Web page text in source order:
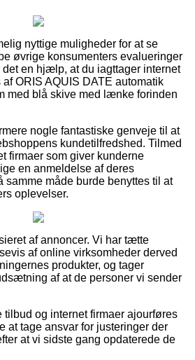
nyttige muligheder for at se
øvrige konsumenters evalueringer
det en hjælp, at du iagttager internet
ORIS AQUIS DATE automatik
med blå skive med lænke forinden
nogle fantastiske genveje til at
kundetilfredshed. Tilmed
firmaer som giver kunderne
en anmeldelse af deres
samme måde burde benyttes til at
oplevelser.
af annoncer. Vi har tætte
af online virksomheder derved
produkter, og tager
af at de personer vi sender
og internet firmaer ajourføres
at tage ansvar for justeringer der
at vi sidste gang opdaterede de